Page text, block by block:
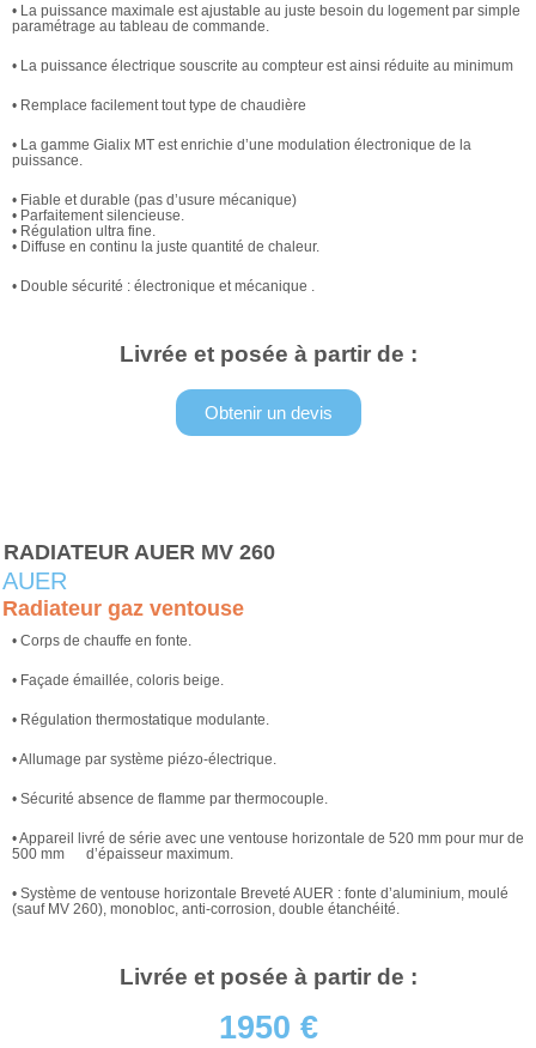
• La puissance maximale est ajustable au juste besoin du logement par simple
paramétrage au tableau de commande.
• La puissance électrique souscrite au compteur est ainsi réduite au minimum
• Remplace facilement tout type de chaudière
• La gamme Gialix MT est enrichie d’une modulation électronique de la
puissance.
• Fiable et durable (pas d’usure mécanique)
• Parfaitement silencieuse.
• Régulation ultra fine.
• Diffuse en continu la juste quantité de chaleur.
• Double sécurité : électronique et mécanique .
Livrée et posée à partir de :
Obtenir un devis
RADIATEUR AUER MV 260
AUER
Radiateur gaz ventouse
• Corps de chauffe en fonte.
• Façade émaillée, coloris beige.
• Régulation thermostatique modulante.
• Allumage par système piézo-électrique.
• Sécurité absence de flamme par thermocouple.
• Appareil livré de série avec une ventouse horizontale de 520 mm pour mur de
500 mm d’épaisseur maximum.
• Système de ventouse horizontale Breveté AUER : fonte d’aluminium, moulé
(sauf MV 260), monobloc, anti-corrosion, double étanchéité.
Livrée et posée à partir de :
1950 €